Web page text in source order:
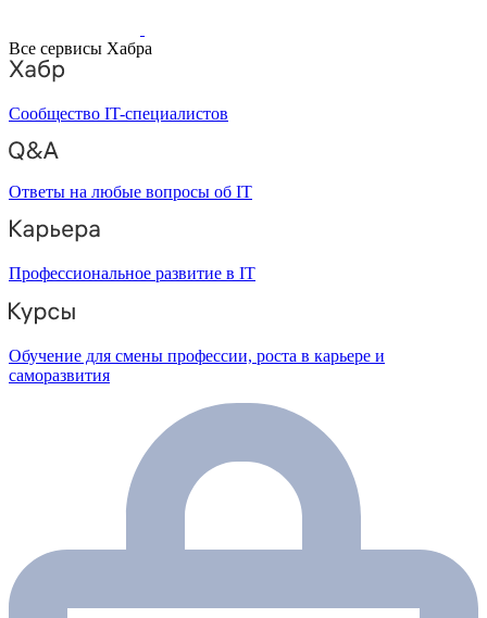
Все сервисы Хабра
Сообщество IT-специалистов
Ответы на любые вопросы об IT
Профессиональное развитие в IT
Обучение для смены профессии, роста в карьере и
саморазвития